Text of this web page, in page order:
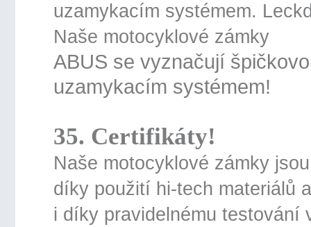
uzamykacím systémem.
Naše motocyklové zámky
ABUS se vyznačují
uzamykacím systémem!
35. Certifikáty!
Naše motocyklové zámky
díky použití hi-tech materiálů
i díky pravidelnému testování